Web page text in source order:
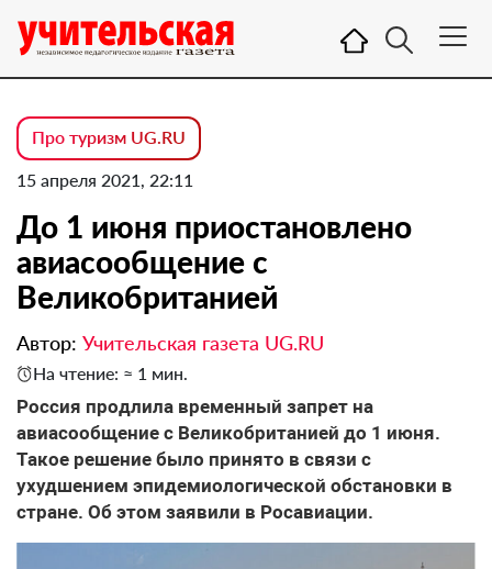
Про туризм UG.RU
15 апреля 2021, 22:11
До 1 июня приостановлено
авиасообщение с
Великобританией
Автор: Учительская газета UG.RU
На чтение: ≈ 1 мин.
Россия продлила временный запрет на
авиасообщение с Великобританией до 1 июня.
Такое решение было принято в связи с
ухудшением эпидемиологической обстановки в
стране. Об этом заявили в Росавиации.